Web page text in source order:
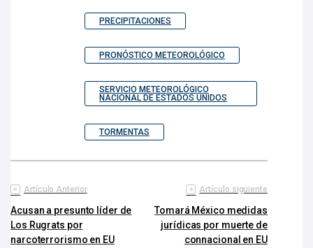
PRECIPITACIONES
PRONÓSTICO METEOROLÓGICO
SERVICIO METEOROLÓGICO
NACIONAL DE ESTADOS UNIDOS
TORMENTAS
Artículo Anterior
Acusan a presunto líder de
Los Rugrats por
narcoterrorismo en EU
Artículo siguiente
Tomará México medidas
jurídicas por muerte de
connacional en EU